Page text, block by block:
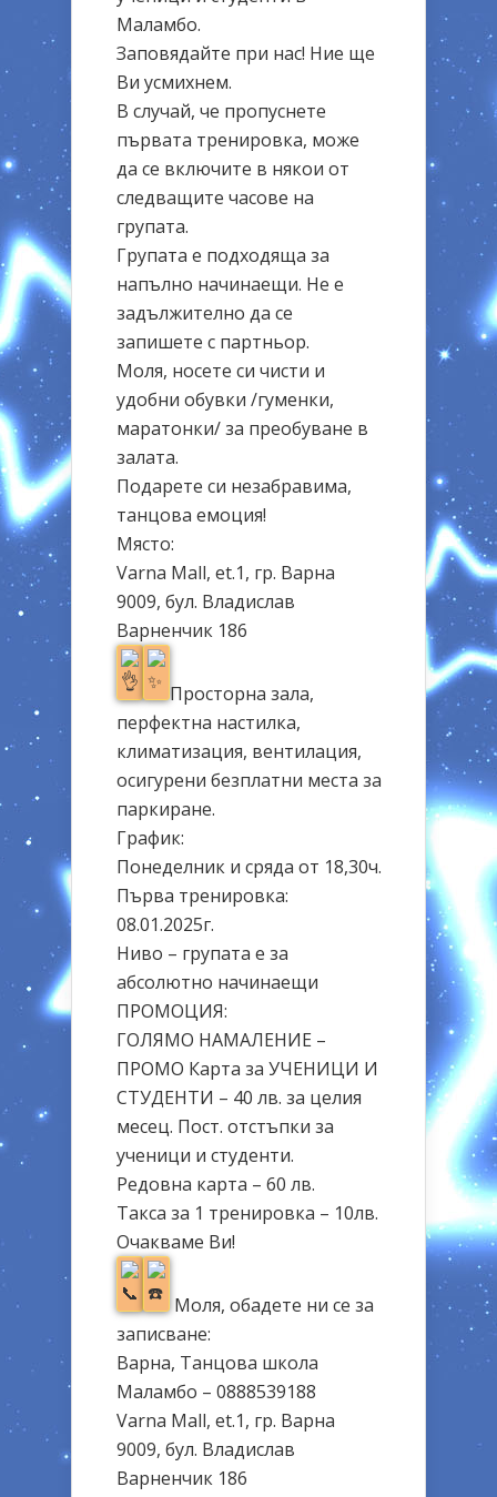
Маламбо.
Заповядайте при нас! Ние ще
Ви усмихнем.
В случай, че пропуснете
първата тренировка, може
да се включите в някои от
следващите часове на
групата.
Групата е подходяща за
напълно начинаещи. Не е
задължително да се
запишете с партньор.
Моля, носете си чисти и
удобни обувки /гуменки,
маратонки/ за преобуване в
залата.
Подарете си незабравима,
танцова емоция!
Място:
Varna Mall, et.1, гр. Варна
9009, бул. Владислав
Варненчик 186
Просторна зала,
перфектна настилка,
климатизация, вентилация,
осигурени безплатни места за
паркиране.
График:
Понеделник и сряда от 18,30ч.
Първа тренировка:
08.01.2025г.
Ниво – групата е за
абсолютно начинаещи
ПРОМОЦИЯ:
ГОЛЯМО НАМАЛЕНИЕ –
ПРОМО Карта за УЧЕНИЦИ И
СТУДЕНТИ – 40 лв. за целия
месец. Пост. отстъпки за
ученици и студенти.
Редовна карта – 60 лв.
Такса за 1 тренировка – 10лв.
Очакваме Ви!
Моля, обадете ни се за
записване:
Варна, Танцова школа
Маламбо – 0888539188
Varna Mall, et.1, гр. Варна
9009, бул. Владислав
Варненчик 186